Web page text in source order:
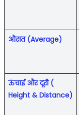
औसत (Average)
ऊंचाई और दूरी (
Height & Distance)